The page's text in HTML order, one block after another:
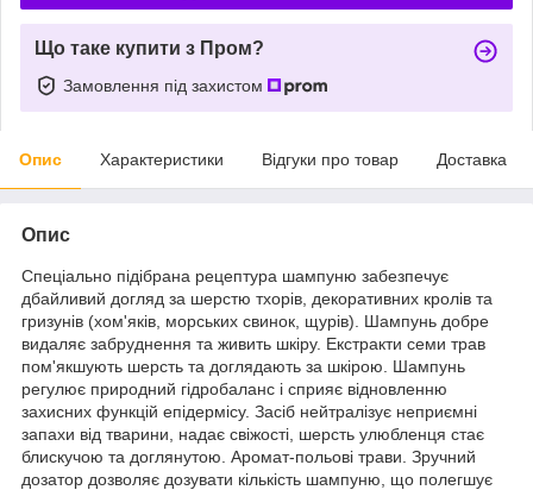
Що таке купити з Пром?
Замовлення під захистом
Опис Характеристики Відгуки про товар Доставка
Опис
Спеціально підібрана рецептура шампуню забезпечує
дбайливий догляд за шерстю тхорів, декоративних кролів та
гризунів (хом'яків, морських свинок, щурів). Шампунь добре
видаляє забруднення та живить шкіру. Екстракти семи трав
пом'якшують шерсть та доглядають за шкірою. Шампунь
регулює природний гідробаланс і сприяє відновленню
захисних функцій епідермісу. Засіб нейтралізує неприємні
запахи від тварини, надає свіжості, шерсть улюбленця стає
блискучою та доглянутою. Аромат-польові трави. Зручний
дозатор дозволяє дозувати кількість шампуню, що полегшує